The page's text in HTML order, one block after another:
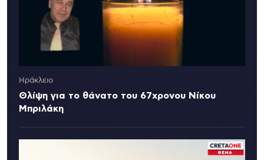
Ηράκλειο
Θλίψη για το θάνατο του 67χρονου Νίκου
Μπριλάκη